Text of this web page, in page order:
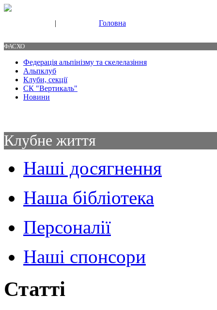
| Головна
ФАСХО
Федерація альпінізму та скелелазіння
Альпклуб
Клуби, секції
СК "Вертикаль"
Новини
Клубне життя
Наші досягнення
Наша бібліотека
Персоналії
Наші спонсори
Статті